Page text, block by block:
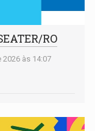
RO
às 14:07